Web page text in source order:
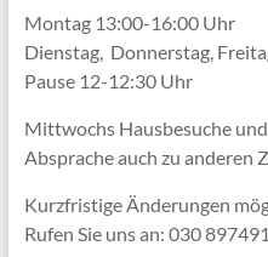
Montag 13:00-16:00 Uhr
Dienstag, Donnerstag,
Pause 12-12:30 Uhr
Mittwochs Hausbesuche
Abspracheauch zu anderen
Kurzfristige Änderungen
Rufen Sie uns an: 030